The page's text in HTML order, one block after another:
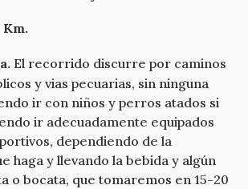
El recorrido discurre por caminos
y vias pecuarias, sin ninguna
ir con niños y perros atados si
ir adecuadamente equipados
dependiendo de la
haga y llevando la bebida y algún
o bocata, que tomaremos en 15-20